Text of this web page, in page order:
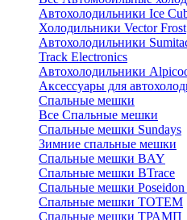
Автохолодильники Ice
Холодильники Vector Frost
Автохолодильники
Track Electronics
Автохолодильники
Аксессуары для
Спальные мешки
Все Спальные мешки
Спальные мешки Sundays
Зимние спальные мешки
Спальные мешки BAY
Спальные мешки BTrace
Спальные мешки Poseidon
Спальные мешки ТОТЕМ
Спальные мешки ТРАМП